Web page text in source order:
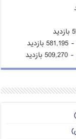
- 581,195 بازدید
- 509,270 بازدید